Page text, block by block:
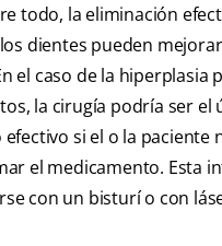
todo, la eliminación
dientes pueden
el caso de la hiperplasia
la cirugía podría ser el
si el o la paciente
el medicamento. Esta
con un bisturí o con